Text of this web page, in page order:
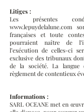
Litiges :
Les présentes
www.lepuydelalune.com
françaises et toute
pourraient naître de
l’exécution de celles-ci
exclusive des tribunaux
de la société. La langue
règlement de contentieux
Informations :
SARL OCEANE met en